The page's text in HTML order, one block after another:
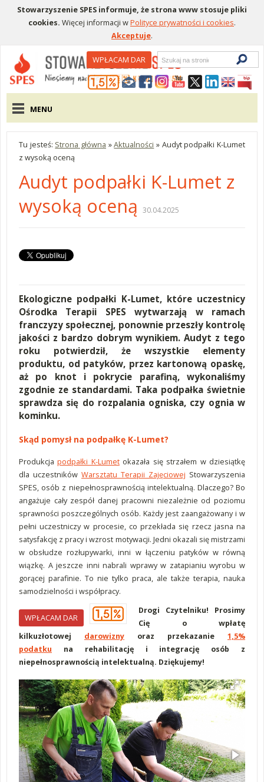
Stowarzyszenie SPES informuje, że strona www stosuje pliki
cookies. Więcej informacji wPolityce prywatności i cookies.
Akceptuje.
Menu pomocniczeWPŁACAM DAR
Wyszukiwarka
Menu główne
MENU
Tu jesteś: Strona główna »Aktualności » Audyt podpałki K-Lumet
z wysoką oceną
Audyt podpałki K-Lumet z
wysoką oceną 30.04.2025
Ekologiczne podpałki K-Lumet, które uczestnicy
Ośrodka Terapii SPES wytwarzają w ramach
franczyzy społecznej, ponownie przeszły kontrolę
jakości z bardzo dobrym wynikiem. Audyt z tego
roku potwierdził, że wszystkie elementy
produktu, od patyków, przez kartonową opaskę,
aż po knot i pokrycie parafiną, wykonaliśmy
zgodnie ze standardami. Taka podpałka świetnie
sprawdza się do rozpalania ogniska, czy ognia w
kominku.
Skąd pomysł na podpałkę K-Lumet?
Produkcjapodpałki K-Lumetokazała się strzałem w dziesiątkę
dla uczestników Warsztatu Terapii Zajęciowej Stowarzyszenia
SPES, osób z niepełnosprawnością intelektualną. Dlaczego? Bo
angażuje cały zespół danej pracowni niezależnie od poziomu
sprawności poszczególnych osób. Każdy jest zaangażowany i w
pełni uczestniczy w procesie, co przekłada się rzecz jasna na
satysfakcję z pracy i wzrost motywacji. Jedni okazali się mistrzami
w obsłudze rozłupywarki, inni w łączeniu patyków w równą
wiązkę. A jeszcze inni nabrali wprawy w zatapianiu wyrobu w
gorącej parafinie. To nie tylko praca, ale także terapia, nauka
samodzielności i współpracy.
WPŁACAM DAR
Drogi Czytelniku! Prosimy
Cię o wpłatę
kilkuzłotowej darowizny oraz przekazanie 1,5%
podatku na rehabilitację i integrację osób z
niepełnosprawnością intelektualną. Dziękujemy!